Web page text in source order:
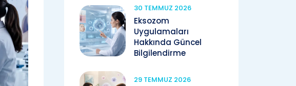
30 TEMMUZ 2026
Eksozom
Uygulamaları
Hakkında Güncel
Bilgilendirme
29 TEMMUZ 2026